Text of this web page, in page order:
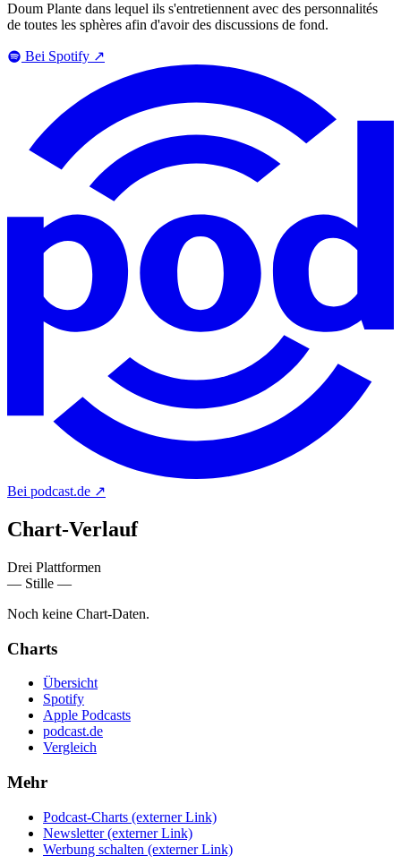
Doum Plante dans lequel ils s'entretiennent avec des personnalités
de toutes les sphères afin d'avoir des discussions de fond.
Bei Spotify ↗
Bei podcast.de ↗
Chart-Verlauf
Drei Plattformen
— Stille —
Noch keine Chart-Daten.
Charts
Übersicht
Spotify
Apple Podcasts
podcast.de
Vergleich
Mehr
Podcast-Charts (externer Link)
Newsletter (externer Link)
Werbung schalten (externer Link)